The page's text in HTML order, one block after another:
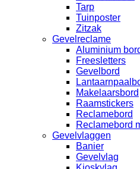
Tarp
Tuinposter
Zitzak
Gevelreclame
Aluminium
Freesletters
Gevelbord
Makelaarsbord
Raamstickers
Reclamebord
Reclamebord
Gevelvlaggen
Banier
Gevelvlag